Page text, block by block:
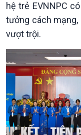
hệ trẻ EVNNPC
tưởng cách mạng,
vượt trội.